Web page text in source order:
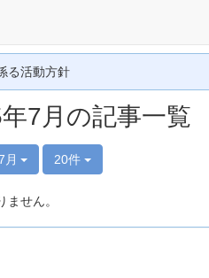
る活動方針
7月の記事一覧
月 20件
ません。